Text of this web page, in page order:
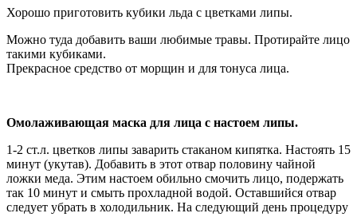
Хорошо приготовить кубики льда с цветками липы.
Можно туда добавить ваши любимые травы. Протирайте лицо
такими кубиками.
Прекрасное средство от морщин и для тонуса лица.
Омолаживающая маска для лица с настоем липы.
1-2 ст.л. цветков липы заварить стаканом кипятка. Настоять 15
минут (укутав). Добавить в этот отвар половину чайной
ложки меда. Этим настоем обильно смочить лицо, подержать
так 10 минут и смыть прохладной водой. Оставшийся отвар
следует убрать в холодильник. На следующий день процедуру